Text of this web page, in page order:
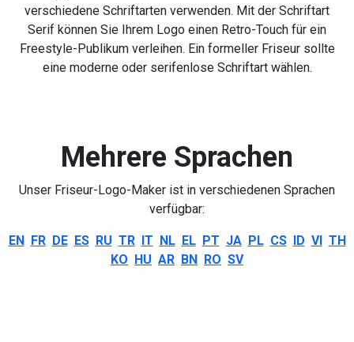
verschiedene Schriftarten verwenden. Mit der Schriftart
Serif können Sie Ihrem Logo einen Retro-Touch für ein
Freestyle-Publikum verleihen. Ein formeller Friseur sollte
eine moderne oder serifenlose Schriftart wählen.
Mehrere Sprachen
Unser Friseur-Logo-Maker ist in verschiedenen Sprachen
verfügbar:
EN FR DE ES RU TR IT NL EL PT JA PL CS ID VI TH
KO HU AR BN RO SV